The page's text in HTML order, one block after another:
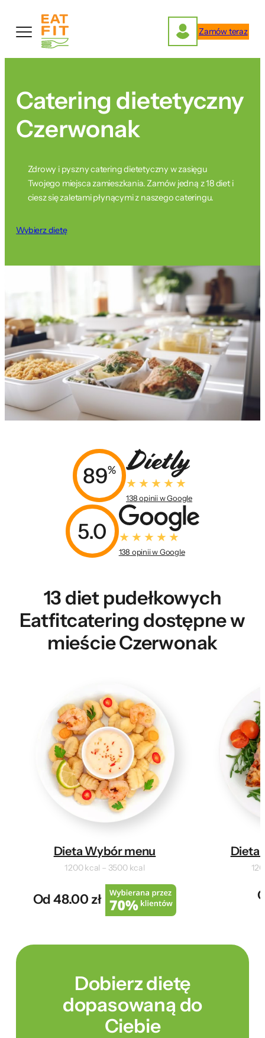
treści
Zamów teraz
Catering dietetyczny
Czerwonak
Zdrowy i pyszny catering dietetyczny w zasięgu
Twojego miejsca zamieszkania. Zamów jedną z 18 diet i
ciesz się zaletami płynącymi z naszego cateringu.
Wybierz dietę
89%
138 opinii w Google
5.0
138 opinii w Google
13 diet pudełkowych
Eatfitcatering dostępne w
mieście Czerwonak
Dieta Wybór menu
1200 kcal – 3500 kcal
Od 48.00 zł
Dieta
Dobierz dietę
dopasowaną do
Ciebie